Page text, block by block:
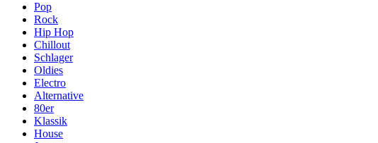
Pop
Rock
Hip Hop
Chillout
Schlager
Oldies
Electro
Alternative
80er
Klassik
House